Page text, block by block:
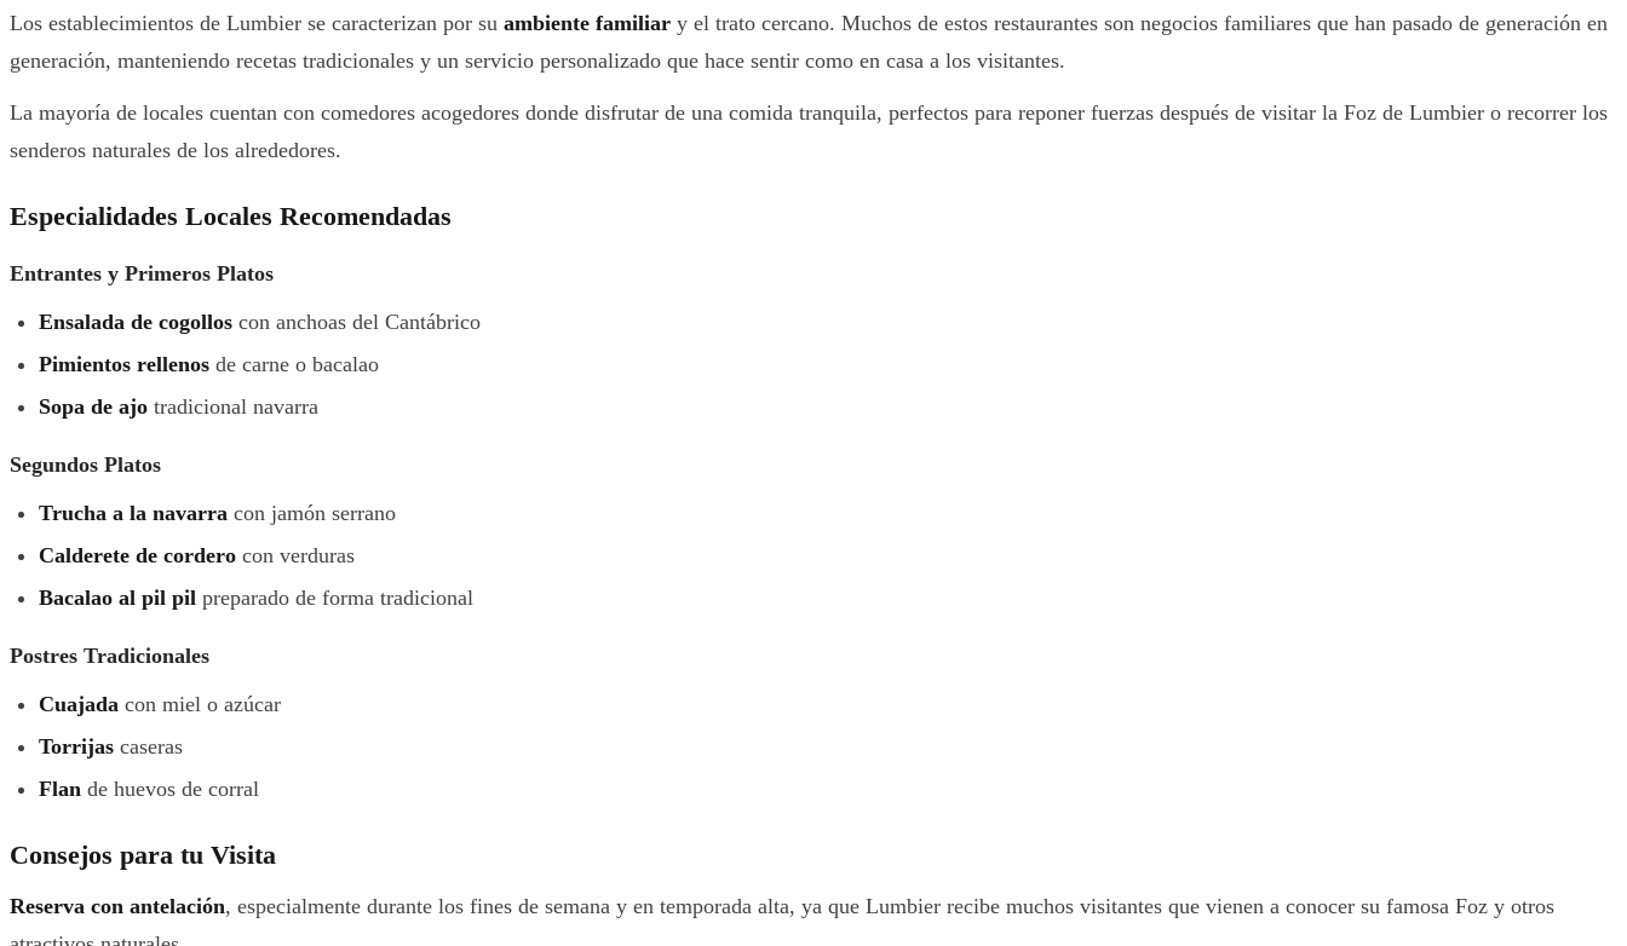
Los establecimientos de Lumbier se caracterizan por su ambiente familiar y el trato cercano. Muchos de estos restaurantes son negocios familiares que han pasado de generación en
generación, manteniendo recetas tradicionales y un servicio personalizado que hace sentir como en casa a los visitantes.
La mayoría de locales cuentan con comedores acogedores donde disfrutar de una comida tranquila, perfectos para reponer fuerzas después de visitar la Foz de Lumbier o recorrer los
senderos naturales de los alrededores.
Especialidades Locales Recomendadas
Entrantes y Primeros Platos
Ensalada de cogollos con anchoas del Cantábrico
Pimientos rellenos de carne o bacalao
Sopa de ajo tradicional navarra
Segundos Platos
Trucha a la navarra con jamón serrano
Calderete de cordero con verduras
Bacalao al pil pil preparado de forma tradicional
Postres Tradicionales
Cuajada con miel o azúcar
Torrijas caseras
Flan de huevos de corral
Consejos para tu Visita
Reserva con antelación, especialmente durante los fines de semana y en temporada alta, ya que Lumbier recibe muchos visitantes que vienen a conocer su famosa Foz y otros